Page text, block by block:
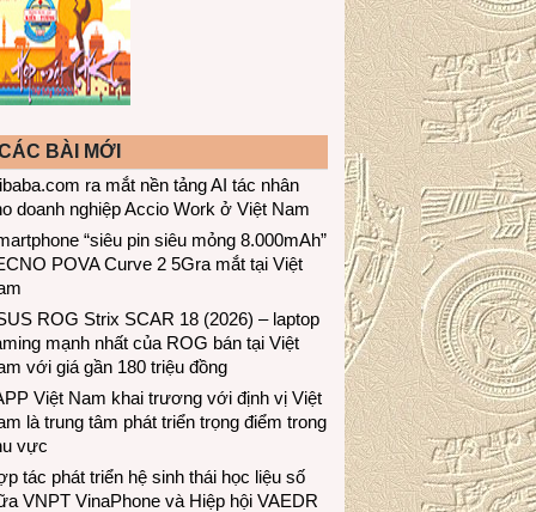
BÀI MỚI
ra mắt nền tảng AI tác nhân
doanh nghiệp Accio Work ở Việt Nam
“siêu pin siêu mỏng 8.000mAh”
POVA Curve 2 5Gra mắt tại Việt
ROG Strix SCAR 18 (2026) – laptop
mạnh nhất của ROG bán tại Việt
với giá gần 180 triệu đồng
Việt Nam khai trương với định vị Việt
là trung tâm phát triển trọng điểm trong
vực
tác phát triển hệ sinh thái học liệu số
VNPT VinaPhone và Hiệp hội VAEDR